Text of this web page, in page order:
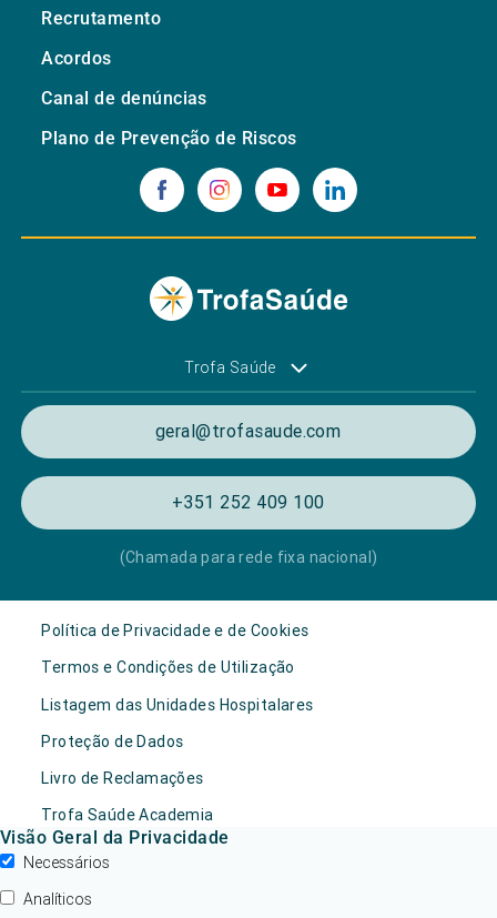
Recrutamento
Acordos
Canal de denúncias
Plano de Prevenção de Riscos
Trofa Saúde
geral@trofasaude.com
+351 252 409 100
(Chamada para rede fixa nacional)
Política de Privacidade e de Cookies
Termos e Condições de Utilização
Listagem das Unidades Hospitalares
Proteção de Dados
Livro de Reclamações
Trofa Saúde Academia
Visão Geral da Privacidade
Necessários
Analíticos